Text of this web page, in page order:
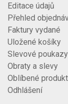
Editace údajů
Přehled
Faktury vydané
Uložené košíky
Slevové poukazy
Obraty a slevy
Oblíbené
Odhlášení